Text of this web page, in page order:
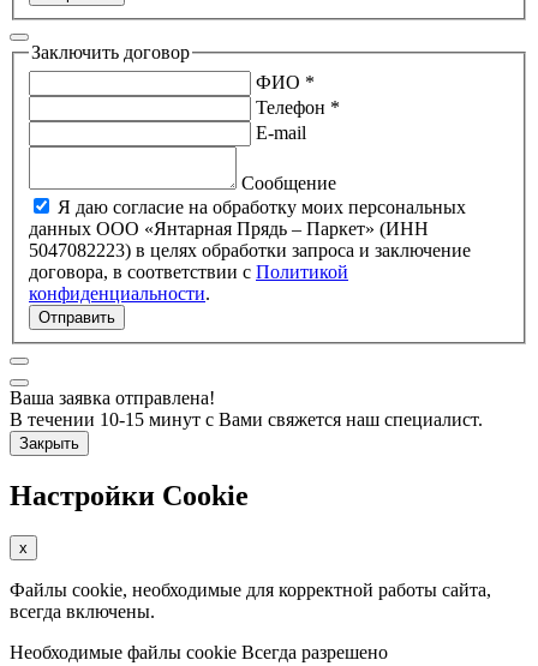
Заключить договор
ФИО *
Телефон *
E-mail
Сообщение
Я даю согласие на обработку моих персональных
данных ООО «Янтарная Прядь – Паркет» (ИНН
5047082223) в целях обработки запроса и заключение
договора, в соответствии с Политикой
конфиденциальности.
Отправить
Ваша заявка отправлена!
В течении 10-15 минут с Вами свяжется наш специалист.
Закрыть
Настройки Cookie
x
Файлы cookie, необходимые для корректной работы сайта,
всегда включены.
Необходимые файлы cookie Всегда разрешено